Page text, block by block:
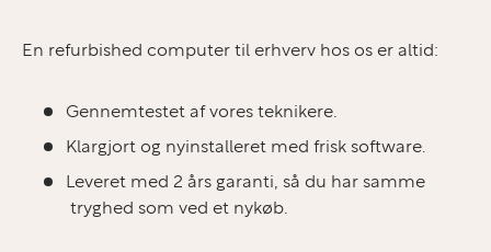
En refurbished computer til erhverv hos os er altid:
Gennemtestet af vores teknikere.
Klargjort og nyinstalleret med frisk software.
Leveret med 2 års garanti, så du har samme
tryghed som ved et nykøb.